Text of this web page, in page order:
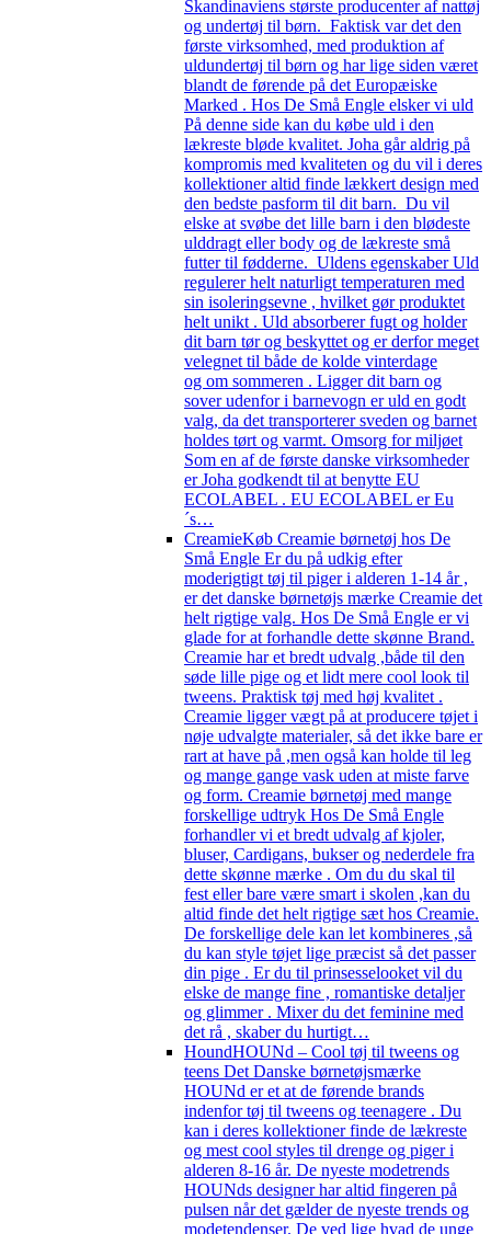
Skandinaviens største producenter af nattøj
og undertøj til børn. Faktisk var det den
første virksomhed, med produktion af
uldundertøj til børn og har lige siden været
blandt de førende på det Europæiske
Marked . Hos De Små Engle elsker vi uld
På denne side kan du købe uld i den
lækreste bløde kvalitet. Joha går aldrig på
kompromis med kvaliteten og du vil i deres
kollektioner altid finde lækkert design med
den bedste pasform til dit barn. Du vil
elske at svøbe det lille barn i den blødeste
ulddragt eller body og de lækreste små
futter til fødderne. Uldens egenskaber Uld
regulerer helt naturligt temperaturen med
sin isoleringsevne , hvilket gør produktet
helt unikt . Uld absorberer fugt og holder
dit barn tør og beskyttet og er derfor meget
velegnet til både de kolde vinterdage
og om sommeren . Ligger dit barn og
sover udenfor i barnevogn er uld en godt
valg, da det transporterer sveden og barnet
holdes tørt og varmt. Omsorg for miljøet
Som en af de første danske virksomheder
er Joha godkendt til at benytte EU
ECOLABEL . EU ECOLABEL er Eu
´s…
CreamieKøb Creamie børnetøj hos De
Små Engle Er du på udkig efter
moderigtigt tøj til piger i alderen 1-14 år ,
er det danske børnetøjs mærke Creamie det
helt rigtige valg. Hos De Små Engle er vi
glade for at forhandle dette skønne Brand.
Creamie har et bredt udvalg ,både til den
søde lille pige og et lidt mere cool look til
tweens. Praktisk tøj med høj kvalitet .
Creamie ligger vægt på at producere tøjet i
nøje udvalgte materialer, så det ikke bare er
rart at have på ,men også kan holde til leg
og mange gange vask uden at miste farve
og form. Creamie børnetøj med mange
forskellige udtryk Hos De Små Engle
forhandler vi et bredt udvalg af kjoler,
bluser, Cardigans, bukser og nederdele fra
dette skønne mærke . Om du du skal til
fest eller bare være smart i skolen ,kan du
altid finde det helt rigtige sæt hos Creamie.
De forskellige dele kan let kombineres ,så
du kan style tøjet lige præcist så det passer
din pige . Er du til prinsesselooket vil du
elske de mange fine , romantiske detaljer
og glimmer . Mixer du det feminine med
det rå , skaber du hurtigt…
HoundHOUNd – Cool tøj til tweens og
teens Det Danske børnetøjsmærke
HOUNd er et at de førende brands
indenfor tøj til tweens og teenagere . Du
kan i deres kollektioner finde de lækreste
og mest cool styles til drenge og piger i
alderen 8-16 år. De nyeste modetrends
HOUNds designer har altid fingeren på
pulsen når det gælder de nyeste trends og
modetendenser. De ved lige hvad de unge